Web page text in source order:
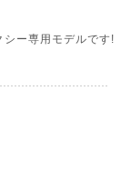
ー専用モデルです!